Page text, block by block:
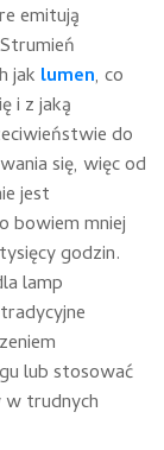
emitują
jak lumen, co
i z jaką
do
się, więc od
jest
bowiem mniej
godzin.
lamp
lub stosować
w trudnych